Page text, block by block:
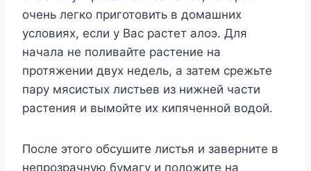
очень легко приготовить в домашних
условиях, если у Вас растет алоэ. Для
начала не поливайте растение на
протяжении двух недель, а затем срежьте
пару мясистых листьев из нижней части
растения и вымойте их кипяченной водой.
После этого обсушите листья и заверните в
непрозрачную бумагу и положите на